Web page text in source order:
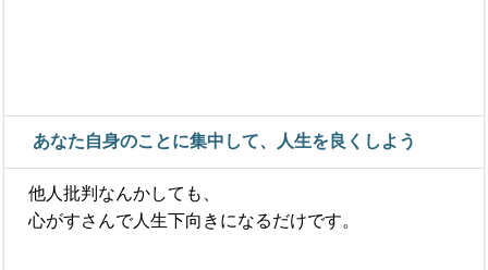
あなた自身のことに集中して、人生を良くしよう
他人批判なんかしても、
心がすさんで人生下向きになるだけです。